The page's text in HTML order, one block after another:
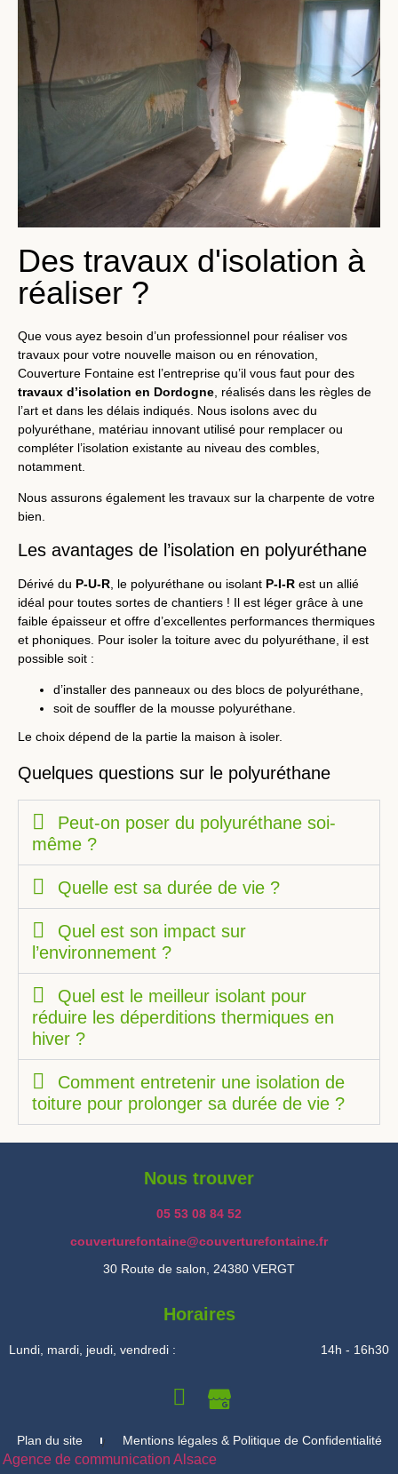
Des travaux d'isolation à
réaliser ?
Que vous ayez besoin d’un professionnel pour réaliser vos
travaux pour votre nouvelle maison ou en rénovation,
Couverture Fontaine est l’entreprise qu’il vous faut pour des
travaux d’isolation en Dordogne , réalisés dans les règles de
l’art et dans les délais indiqués. Nous isolons avec du
polyuréthane, matériau innovant utilisé pour remplacer ou
compléter l’isolation existante au niveau des combles,
notamment.
Nous assurons également les travaux sur la charpente de votre
bien.
Les avantages de l’isolation en polyuréthane
Dérivé du P-U-R , le polyuréthane ou isolant P-I-R est un allié
idéal pour toutes sortes de chantiers ! Il est léger grâce à une
faible épaisseur et offre d’excellentes performances thermiques
et phoniques. Pour isoler la toiture avec du polyuréthane, il est
possible soit :
d’installer des panneaux ou des blocs de polyuréthane,
soit de souffler de la mousse polyuréthane.
Le choix dépend de la partie la maison à isoler.
Quelques questions sur le polyuréthane
Peut-on poser du polyuréthane soi-
même ?
Quelle est sa durée de vie ?
Quel est son impact sur
l’environnement ?
Quel est le meilleur isolant pour
réduire les déperditions thermiques en
hiver ?
Comment entretenir une isolation de
toiture pour prolonger sa durée de vie ?
Nous trouver
05 53 08 84 52
couverturefontaine@couverturefontaine.fr
30 Route de salon, 24380 VERGT
Horaires
Lundi, mardi, jeudi, vendredi : 14h - 16h30
Plan du site Mentions légales & Politique de Confidentialité
Agence de communication Alsace